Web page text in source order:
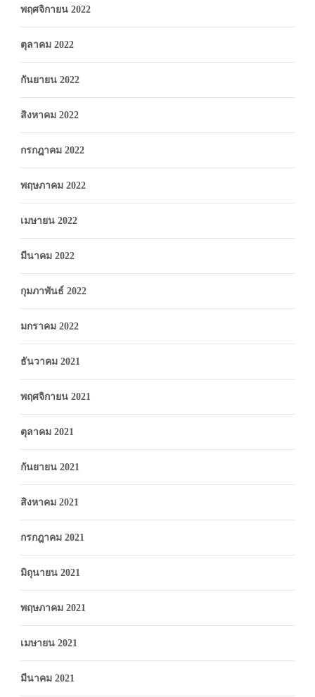
พฤศจิกายน 2022
ตุลาคม 2022
กันยายน 2022
สิงหาคม 2022
กรกฎาคม 2022
พฤษภาคม 2022
เมษายน 2022
มีนาคม 2022
กุมภาพันธ์ 2022
มกราคม 2022
ธันวาคม 2021
พฤศจิกายน 2021
ตุลาคม 2021
กันยายน 2021
สิงหาคม 2021
กรกฎาคม 2021
มิถุนายน 2021
พฤษภาคม 2021
เมษายน 2021
มีนาคม 2021